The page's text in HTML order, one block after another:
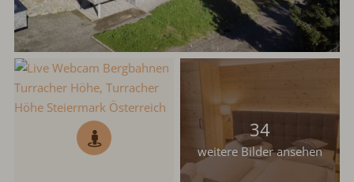
34
weitere Bilder ansehen